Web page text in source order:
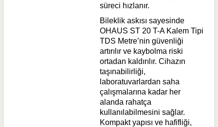
süreci hızlanır.
Bileklik askısı sayesinde
OHAUS ST 20 T-A Kalem Tipi
TDS Metre’nin güvenliği
artırılır ve kaybolma riski
ortadan kaldırılır. Cihazın
taşınabilirliği,
laboratuvarlardan saha
çalışmalarına kadar her
alanda rahatça
kullanılabilmesini sağlar.
Kompakt yapısı ve hafifliği,